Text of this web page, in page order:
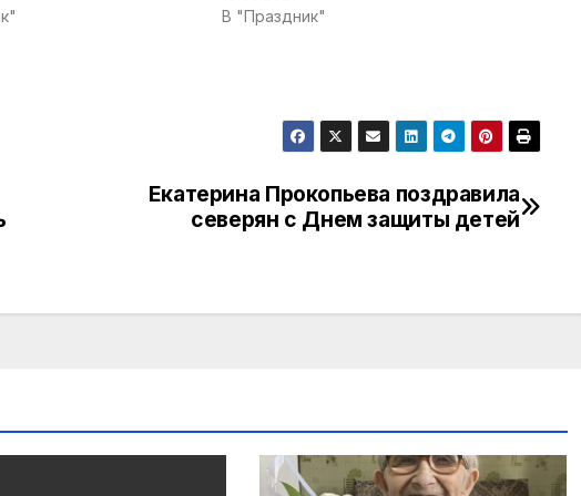
В "Праздник"
Екатерина Прокопьева поздравила
северян с Днем защиты детей